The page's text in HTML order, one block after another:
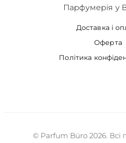
Доставка і
Оферта
Політика
Парфумерія у
© Parfum Büro 2026. Всі